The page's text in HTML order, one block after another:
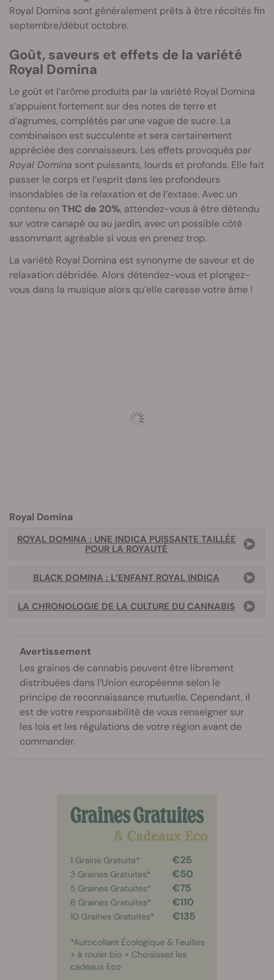
Royal Domina sont généralement prêts à être récoltés fin
septembre/début octobre.
Goût, saveurs et effets de la variété
Royal Domina
Le goût et l’arôme produits par la variété Royal Domina
s’appuient fortement sur des notes de terre et
d’agrumes, complétés par une vague de sucre. La
combinaison est succulente et sera certainement
appréciée des connaisseurs. Les effets provoqués par
Royal Domina sont puissants, lourds et profonds. Elle fait
passer le corps et l’esprit dans les profondeurs
insondables de la relaxation et de l’extase. Avec un
contenu en THC de 20%, attendez-vous à être détendu
sur votre canapé ou au jardin, avec un possible côté
assommant agréable si vous en prenez trop.
La variété Royal Domina est synonyme de saveur et de
relaxation débridée. Alors détendez-vous et plongez-
vous dans la musique alors qu’elle caresse votre âme !
Royal Domina
ROYAL DOMINA : UNE INDICA PUISSANTE TAILLÉE
POUR LA ROYAUTÉ
BLACK DOMINA : L’ENFANT ROYAL INDICA
LA CHRONOLOGIE DE LA CULTURE DU CANNABIS
Avertissement
Les graines de cannabis peuvent être librement
distribuées dans l’Union européenne selon le
principe de reconnaissance mutuelle. Cependant, il
est de votre responsabilité de vous renseigner sur
les lois et les régulations de votre région avant de
commander.